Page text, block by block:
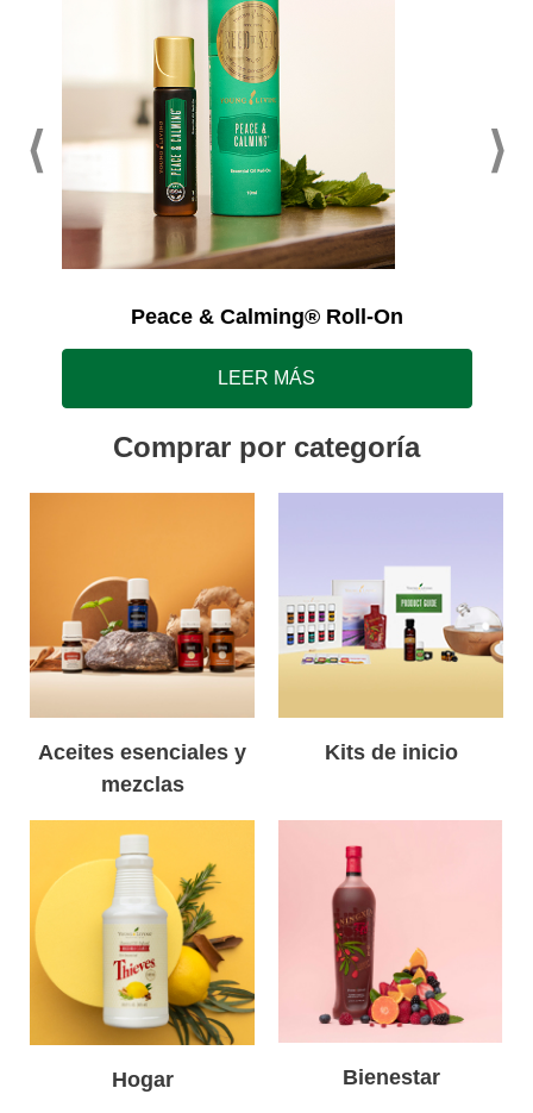
Peace & Calming® Roll-On
LEER MÁS
Comprar por categoría
Aceites esenciales y
mezclas
Kits de inicio
Hogar Bienestar